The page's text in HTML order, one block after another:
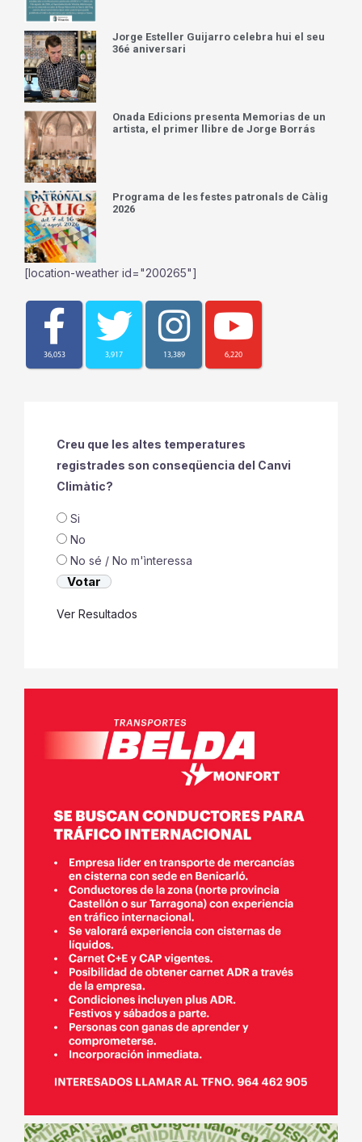
Jorge Esteller Guijarro celebra hui el seu
36é aniversari
Onada Edicions presenta Memorias de un
artista, el primer llibre de Jorge Borrás
Programa de les festes patronals de Càlig
2026
[location-weather id="200265"]
36,053 3,917 13,389 6,220
Creu que les altes temperatures
registrades son conseqüencia del Canvi
Climàtic?
Si
No
No sé / No m'ìnteressa
Ver Resultados